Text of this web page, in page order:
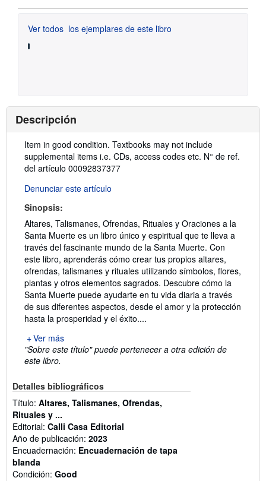
Ver todos los ejemplares de este libro
Descripción
Descripción:
Item in good condition. Textbooks may not include
supplemental items i.e. CDs, access codes etc. N° de ref.
del artículo 00092837377
Denunciar este artículo
Sinopsis:
Altares, Talismanes, Ofrendas, Rituales y Oraciones a la
Santa Muerte es un libro único y espiritual que te lleva a
través del fascinante mundo de la Santa Muerte. Con
este libro, aprenderás cómo crear tus propios altares,
ofrendas, talismanes y rituales utilizando símbolos, flores,
plantas y otros elementos sagrados. Descubre cómo la
Santa Muerte puede ayudarte en tu vida diaria a través
de sus diferentes aspectos, desde el amor y la protección
hasta la prosperidad y el éxito....
Ver más
"Sobre este título" puede pertenecer a otra edición de
este libro.
Detalles bibliográficos
Título: Altares, Talismanes, Ofrendas,
Rituales y ...
Editorial: Calli Casa Editorial
Año de publicación: 2023
Encuadernación: Encuadernación de tapa
blanda
Condición: Good